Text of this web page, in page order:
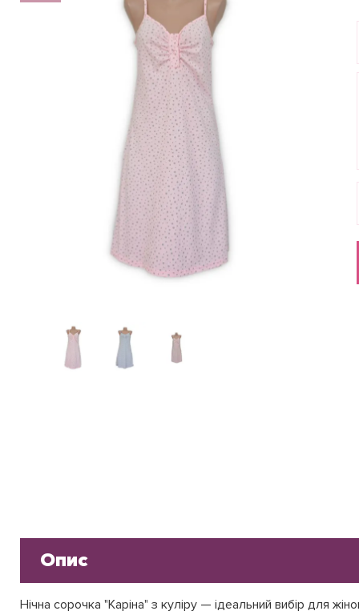
Опис
Нічна сорочка "Каріна" з куліру — ідеальний вибір для